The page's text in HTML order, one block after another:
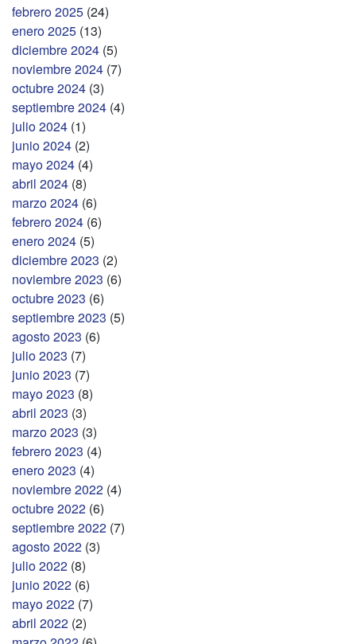
febrero 2025 (24)
enero 2025 (13)
diciembre 2024 (5)
noviembre 2024 (7)
octubre 2024 (3)
septiembre 2024 (4)
julio 2024 (1)
junio 2024 (2)
mayo 2024 (4)
abril 2024 (8)
marzo 2024 (6)
febrero 2024 (6)
enero 2024 (5)
diciembre 2023 (2)
noviembre 2023 (6)
octubre 2023 (6)
septiembre 2023 (5)
agosto 2023 (6)
julio 2023 (7)
junio 2023 (7)
mayo 2023 (8)
abril 2023 (3)
marzo 2023 (3)
febrero 2023 (4)
enero 2023 (4)
noviembre 2022 (4)
octubre 2022 (6)
septiembre 2022 (7)
agosto 2022 (3)
julio 2022 (8)
junio 2022 (6)
mayo 2022 (7)
abril 2022 (2)